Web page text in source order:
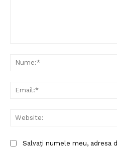
Salvați numele meu, adresa